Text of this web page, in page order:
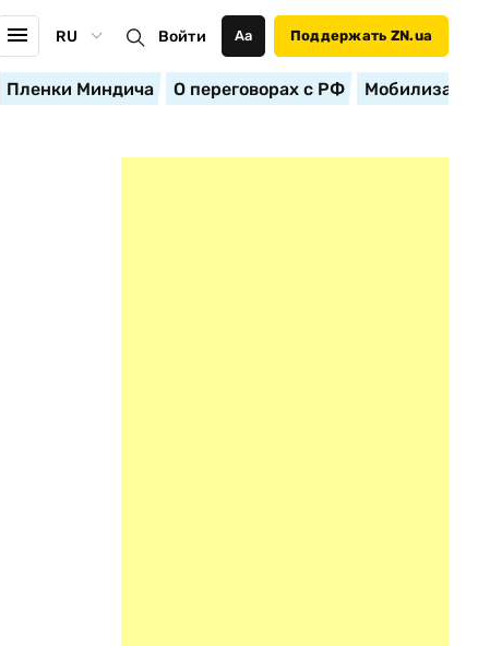
RU Войти Аа Поддержать ZN.ua
Пленки Миндича О переговорах с РФ